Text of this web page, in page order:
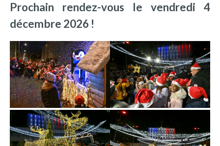
Prochain rendez-vous le vendredi 4
décembre 2026 !